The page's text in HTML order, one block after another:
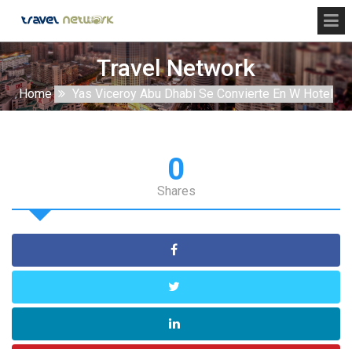
Travel Network
Home Yas Viceroy Abu Dhabi Se Convierte En W Hotel
0
Shares